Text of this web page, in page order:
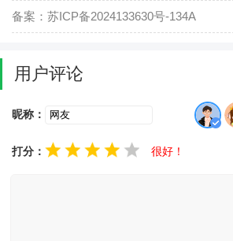
备案：苏ICP备2024133630号-134A
用户评论
昵称：
打分： 很好！